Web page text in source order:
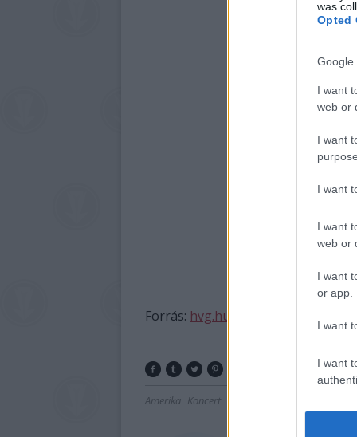
was
Opted
Google
I want
web or
I want
I want
I want
web or
I want
or app.
I want
I want
Forrás: hvg.hu
Amerika Koncert